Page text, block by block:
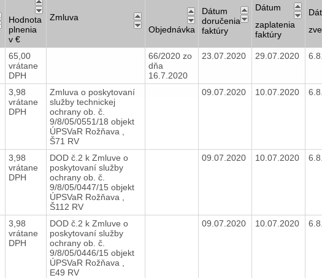
Hodnota
plnenia
v €
Zmluva
Objednávka
Dátum
doručenia
faktúry
Dátum
zaplatenia
faktúry
65,00
vrátane
DPH
66/2020 zo
dňa
16.7.2020
23.07.2020 29.07.2020
3,98
vrátane
DPH
Zmluva o poskytovaní
služby technickej
ochrany ob. č.
9/8/05/0551/18 objekt
ÚPSVaR Rožňava ,
Š71 RV
09.07.2020 10.07.2020
3,98
vrátane
DPH
DOD č.2 k Zmluve o
poskytovaní služby
ochrany ob. č.
9/8/05/0447/15 objekt
ÚPSVaR Rožňava ,
Š112 RV
09.07.2020 10.07.2020
3,98
vrátane
DPH
DOD č.2 k Zmluve o
poskytovaní služby
ochrany ob. č.
9/8/05/0446/15 objekt
ÚPSVaR Rožňava ,
E49 RV
09.07.2020 10.07.2020